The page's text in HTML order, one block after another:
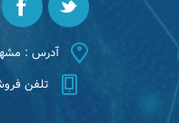
آدرس : مشهد،
تلفن فروش و